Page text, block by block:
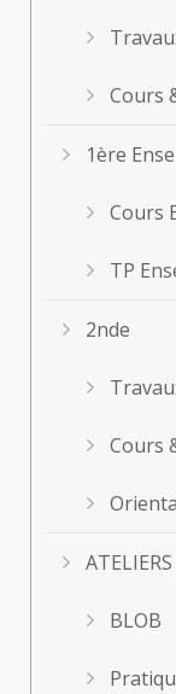
Cours
1ère
Cours
TP
2nde
Cours
ATELIERS
BLOB